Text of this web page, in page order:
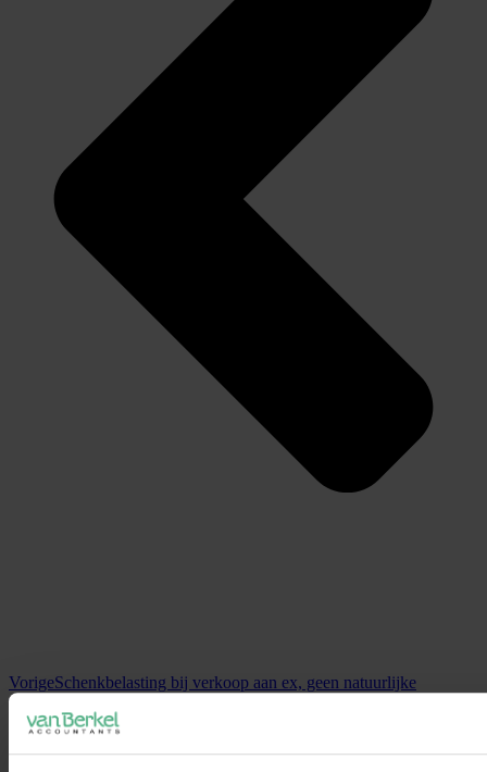
VorigeSchenkbelasting bij verkoop aan ex, geen natuurlijke
verbintenis
Autoritten naar fitness zijn niet zakelijk